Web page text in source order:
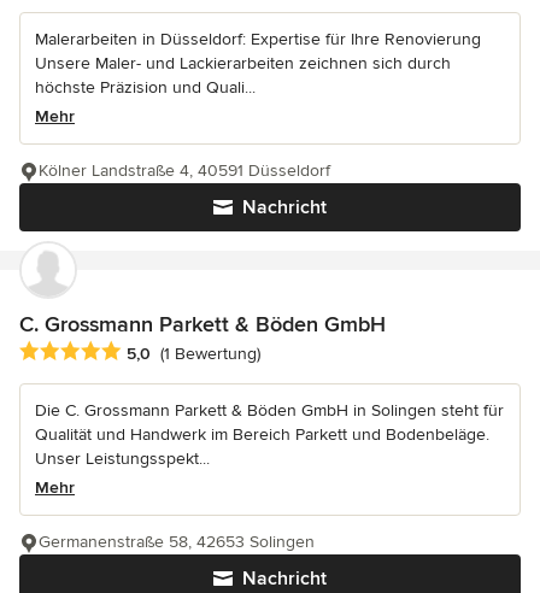
Malerarbeiten in Düsseldorf: Expertise für Ihre Renovierung
Unsere Maler- und Lackierarbeiten zeichnen sich durch
höchste Präzision und Quali...
Mehr
Nachricht
Kölner Landstraße 4, 40591 Düsseldorf
C. Grossmann Parkett & Böden GmbH
Durchschnittliche Bewertung: 5 von 5 Sternen
5,0 (1 Bewertung)
Die C. Grossmann Parkett & Böden GmbH in Solingen steht für
Qualität und Handwerk im Bereich Parkett und Bodenbeläge.
Unser Leistungsspekt...
Mehr
Nachricht
Germanenstraße 58, 42653 Solingen